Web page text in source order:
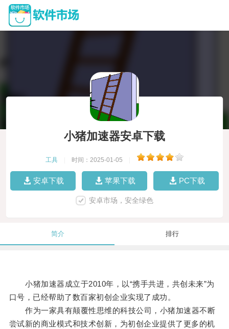
小猪加速器安卓下载
工具 时间：2025-01-05
安卓下载 苹果下载 PC下载
安卓市场，安全绿色
简介 排行
小猪加速器成立于2010年，以“携手共进，共创未来”为
口号，已经帮助了数百家初创企业实现了成功。
作为一家具有颠覆性思维的科技公司，小猪加速器不断
尝试新的商业模式和技术创新，为初创企业提供了更多的机